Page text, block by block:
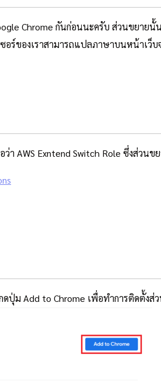
Chrome กันก่อนนะครับ ส่วนขยาย
อร์ของเราสามารถแปลภาษาบนหน้า
AWS Exntend Switch Role ซึ่งส่วน
ดปุ่ม Add to Chrome เพื่อทำการติดตั้งส่